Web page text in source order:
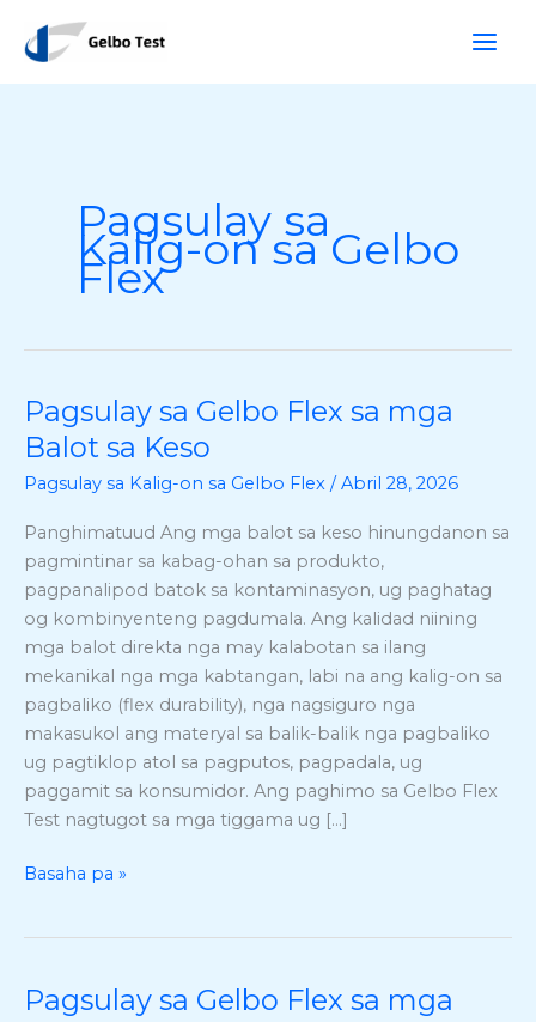
Pagsulay sa
Kalig-on sa Gelbo
Flex
Pagsulay sa Gelbo Flex sa mga
Balot sa Keso
Pagsulay sa Kalig-on sa Gelbo Flex /Abril 28, 2026
Panghimatuud Ang mga balot sa keso hinungdanon sa
pagmintinar sa kabag-ohan sa produkto,
pagpanalipod batok sa kontaminasyon, ug paghatag
og kombinyenteng pagdumala. Ang kalidad niining
mga balot direkta nga may kalabotan sa ilang
mekanikal nga mga kabtangan, labi na ang kalig-on sa
pagbaliko (flex durability), nga nagsiguro nga
makasukol ang materyal sa balik-balik nga pagbaliko
ug pagtiklop atol sa pagputos, pagpadala, ug
paggamit sa konsumidor. Ang paghimo sa Gelbo Flex
Test nagtugot sa mga tiggama ug […]
Pagsulay
sa
Flex
sa
Basaha pa »
Pagsulay sa Gelbo Flex sa mga
Pagsulay
a
n